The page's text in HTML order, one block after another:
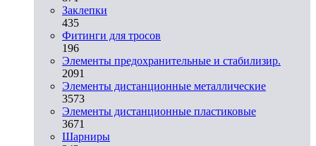
Заклепки
435
Фитинги для тросов
196
Элементы предохранительные и стабилизир.
2091
Элементы дистанционные металлические
3573
Элементы дистанционные пластиковые
3671
Шарниры